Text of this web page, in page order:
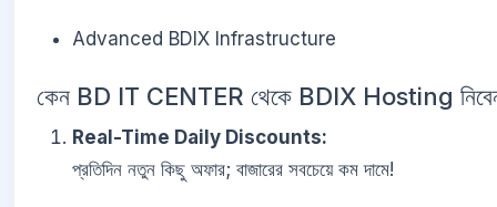
Advanced BDIX Infrastructure
কেন BD IT CENTER থেকে BDIX Hosting
Real-Time Daily Discounts:
প্রতিদিন নতুন কিছু অফার; বাজারের সবচেয়ে কম দামে!